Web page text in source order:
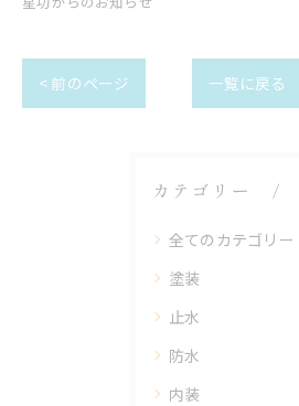
< 前のページ 一覧に戻る
カテゴリー
全てのカテゴリー
塗装
止水
防水
内装